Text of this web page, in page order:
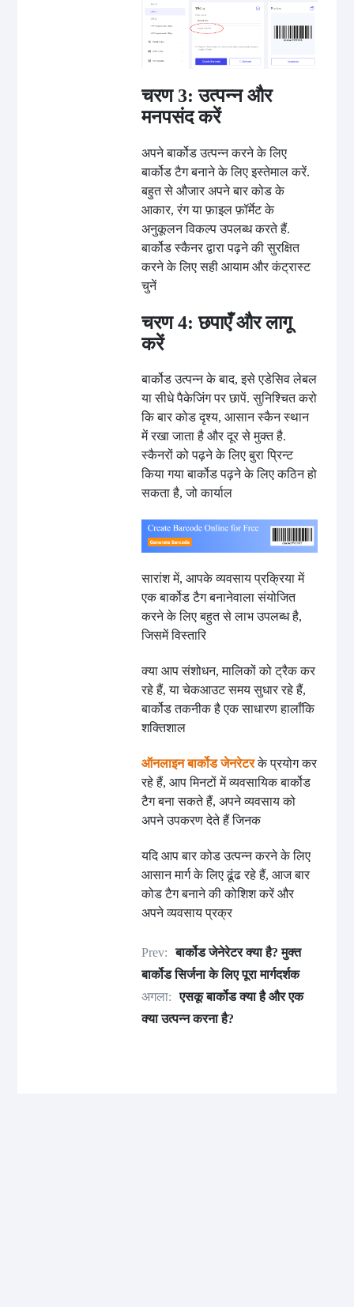
चरण 3: उत्पन्न और
मनपसंद करें
अपने बार्कोड उत्पन्न करने के लिए
बार्कोड टैग बनाने के लिए इस्तेमाल करें.
बहुत से औजार अपने बार कोड के
आकार, रंग या फ़ाइल फ़ॉर्मेट के
अनुकूलन विकल्प उपलब्ध करते हैं.
बार्कोड स्कैनर द्वारा पढ़ने की सुरक्षित
करने के लिए सही आयाम और कंट्रास्ट
चुनें
चरण 4: छपाएँ और लागू
करें
बार्कोड उत्पन्न के बाद, इसे एडेसिव लेबल
या सीधे पैकेजिंग पर छापें. सुनिश्चित करो
कि बार कोड दृश्य, आसान स्कैन स्थान
में रखा जाता है और दूर से मुक्त है.
स्कैनरों को पढ़ने के लिए बुरा प्रिन्ट
किया गया बार्कोड पढ़ने के लिए कठिन हो
सकता है, जो कार्याल
सारांश में, आपके व्यवसाय प्रक्रिया में
एक बार्कोड टैग बनानेवाला संयोजित
करने के लिए बहुत से लाभ उपलब्ध है,
जिसमें विस्तारि
क्या आप संशोधन, मालिकों को ट्रैक कर
रहे हैं, या चेकआउट समय सुधार रहे हैं,
बार्कोड तकनीक है एक साधारण हालाँकि
शक्तिशाल
ऑनलाइन बार्कोड जेनरेटरके प्रयोग कर
रहे हैं, आप मिनटों में व्यवसायिक बार्कोड
टैग बना सकते हैं, अपने व्यवसाय को
अपने उपकरण देते हैं जिनक
यदि आप बार कोड उत्पन्न करने के लिए
आसान मार्ग के लिए ढूंढ रहे हैं, आज बार
कोड टैग बनाने की कोशिश करें और
अपने व्यवसाय प्रक्र
Prev:
बार्कोड जेनेरेटर क्या है? मुक्त
बार्कोड सिर्जना के लिए पूरा मार्गदर्शक
अगला:
एसकू बार्कोड क्या है और एक
क्या उत्पन्न करना है?